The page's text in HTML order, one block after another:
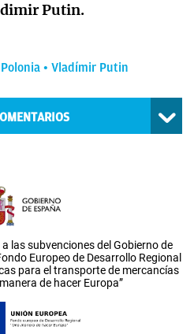
Putin.
Polonia Vladímir Putin
las subvenciones del Gobierno de
Europeo de Desarrollo Regional
para el transporte de mercancías
de hacer Europa”